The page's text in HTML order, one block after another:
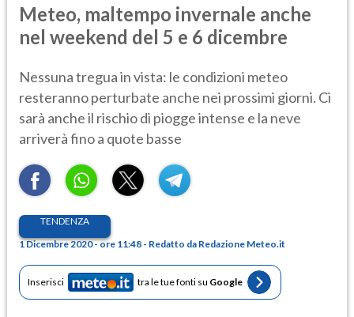
Meteo, maltempo invernale anche
nel weekend del 5 e 6 dicembre
Nessuna tregua in vista: le condizioni meteo
resteranno perturbate anche nei prossimi giorni. Ci
sarà anche il rischio di piogge intense e la neve
arriverà fino a quote basse
TENDENZA
1 Dicembre 2020 - ore 11:48 - Redatto da Redazione Meteo.it
Inserisci tra le tue fonti su Google